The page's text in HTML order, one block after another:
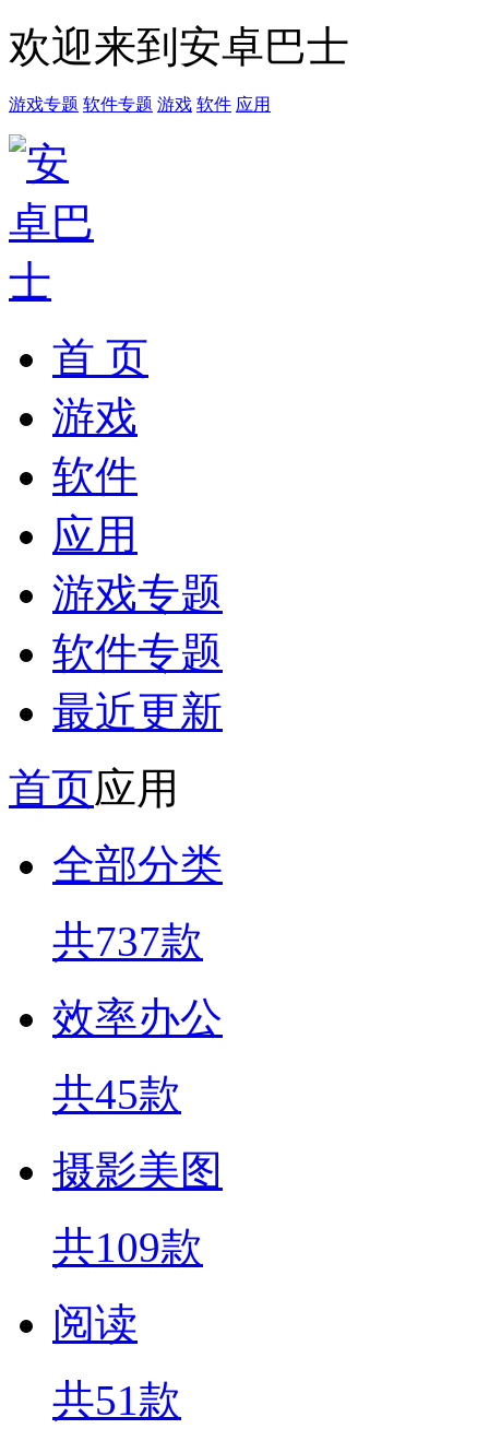
欢迎来到安卓巴士
游戏专题 软件专题 游戏 软件 应用
首 页
游戏
软件
应用
游戏专题
软件专题
最近更新
首页应用
全部分类
共737款
效率办公
共45款
摄影美图
共109款
阅读
共51款